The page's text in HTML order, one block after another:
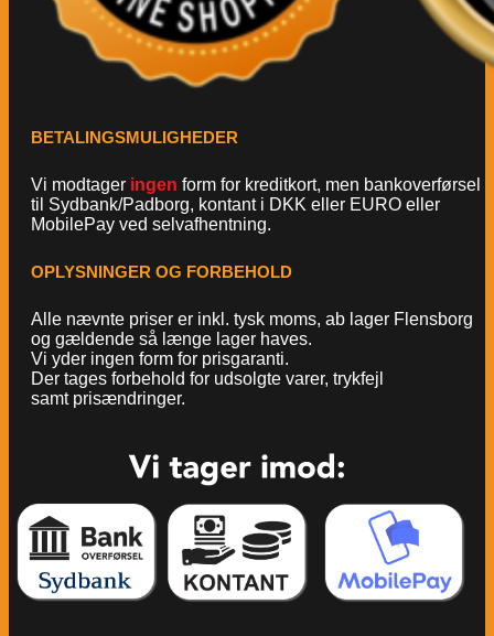
BETALINGSMULIGHEDER
Vi modtager ingen form for kreditkort, men bankoverførsel
til Sydbank/Padborg, kontant i DKK eller EURO eller
MobilePay ved selvafhentning.
OPLYSNINGER OG FORBEHOLD
Alle nævnte priser er inkl. tysk moms, ab lager Flensborg
og gældende så længe lager haves.
Vi yder ingen form for prisgaranti.
Der tages forbehold for udsolgte varer, trykfejl
samt prisændringer.